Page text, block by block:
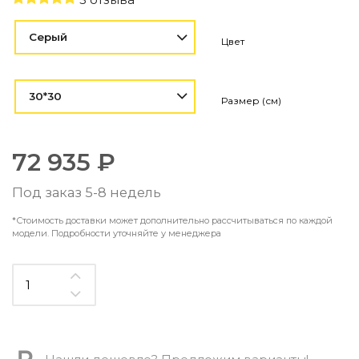
Контемпорари
Производство архитектурного и декоративного
Мебель
По типу
Стулья
Кровати и матрасы
Полки и стеллажи
Консоли
Мебель по назначению
Производство мебели на заказ Romatti
Корпусная мебель на заказ
Офисная мебель
Цвет
Серый
Размер (см)
30*30
72 935 ₽
Под заказ 5-8 недель
*Стоимость доставки может дополнительно рассчитываться по каждой
модели. Подробности уточняйте у менеджера